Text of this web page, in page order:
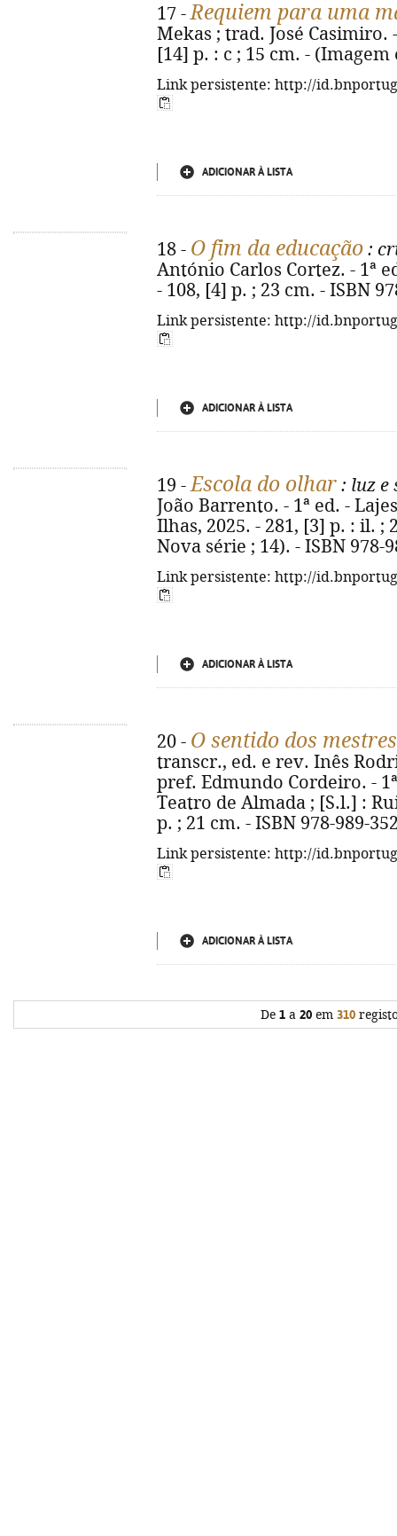
17 -Requiem para uma
Mekas ; trad. José Casimiro.
[14] p. : c ; 15 cm. -
Link persistente: http://
ADICIONAR À LISTA
18 - O fim da educação :
António Carlos Cortez. - 1ª
- 108, [4] p. ; 23 cm. - ISBN
Link persistente: http://
ADICIONAR À LISTA
19 -Escola do olhar : luz e
João Barrento. - 1ª ed. -
Ilhas, 2025. - 281, [3] p. : il. ;
Nova série ; 14). - ISBN 978-
Link persistente: http://
ADICIONAR À LISTA
20 - O sentido dos mestres
transcr., ed. e rev. Inês
pref. Edmundo Cordeiro. -
Teatro de Almada ; [S.l.] :
p. ; 21 cm. - ISBN 978-989-
Link persistente: http://
ADICIONAR À LISTA
De 1 a 20 em 310